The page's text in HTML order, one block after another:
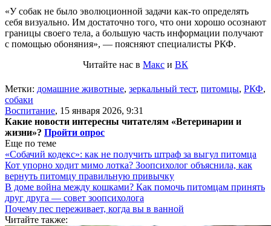
«У собак не было эволюционной задачи как-то определять
себя визуально. Им достаточно того, что они хорошо осознают
границы своего тела, а большую часть информации получают
с помощью обоняния», — поясняют специалисты РКФ.
Читайте нас в Макс и ВК
Метки: домашние животные, зеркальный тест, питомцы, РКФ,
собаки
Воспитание, 15 января 2026, 9:31
Какие новости интересны читателям «Ветеринарии и
жизни»? Пройти опрос
Еще по теме
«Собачий кодекс»: как не получить штраф за выгул питомца
Кот упорно ходит мимо лотка? Зоопсихолог объяснила, как
вернуть питомцу правильную привычку
В доме война между кошками? Как помочь питомцам принять
друг друга — совет зоопсихолога
Почему пес переживает, когда вы в ванной
Читайте также: